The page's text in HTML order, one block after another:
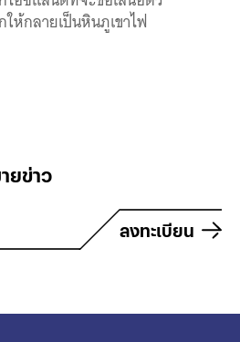
ห้กลายเป็นหินภูเขาไฟ
ยข่าว
ลงทะเบียน